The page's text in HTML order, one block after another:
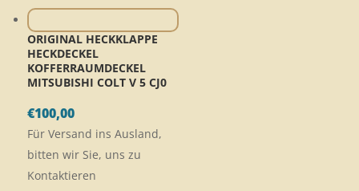
ORIGINAL HECKKLAPPE
HECKDECKEL
KOFFERRAUMDECKEL
MITSUBISHI COLT V 5 CJ0
€100,00
Für Versand ins Ausland,
bitten wir Sie, uns zu
Kontaktieren